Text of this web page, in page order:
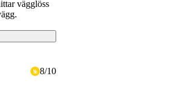
vägglöss
8/10